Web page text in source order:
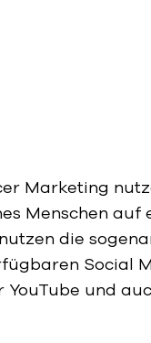
Marketing
Menschen
die
Social
YouTube und